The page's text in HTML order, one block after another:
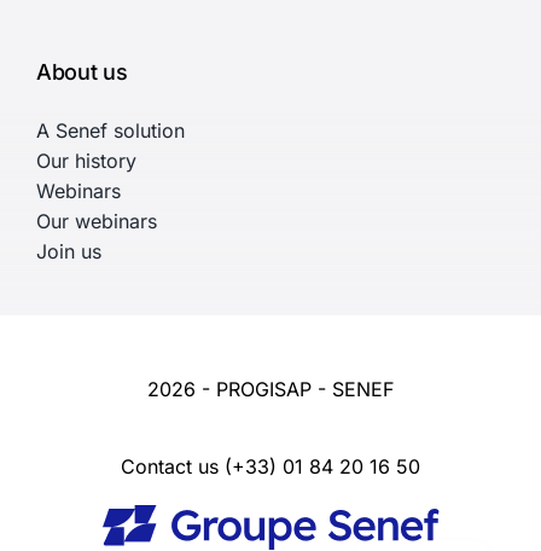
About us
A Senef solution
Our history
Webinars
Our webinars
Join us
2026 - PROGISAP - SENEF
Contact us (+33) 01 84 20 16 50
French